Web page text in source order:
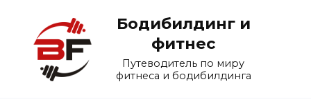
содержанию
Бодибилдинг и
фитнес
Путеводитель по миру
фитнеса и бодибилдинга